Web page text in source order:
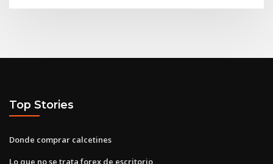
Top Stories
Donde comprar calcetines
Lo que no se trata forex de escritorio